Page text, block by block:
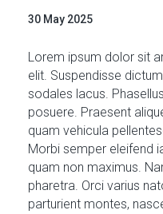
30 May 2025
Lorem ipsum dolor sit
elit. Suspendisse
sodales lacus.
posuere. Praesent
quam vehicula
Morbi semper eleifend
quam non maximus.
pharetra. Orci varius
parturient montes,